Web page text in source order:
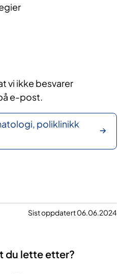
vi ikke besvarer
e-post.​
poliklinikk
Sist oppdatert 06.06.2024
du lette etter?